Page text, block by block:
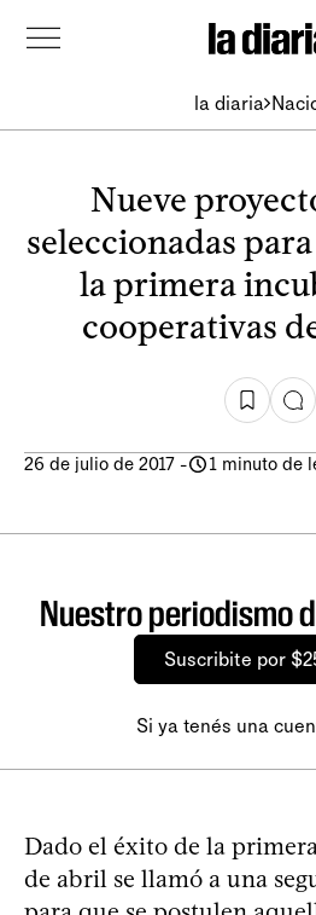
la diaria
Nueve
seleccionadas
la primera
cooperativas
26 de julio de 2017 - 1 minuto de
Nuestro periodismo
Suscribite por
Si ya tenés una
Dado el éxito de la
de abril se llamó a una